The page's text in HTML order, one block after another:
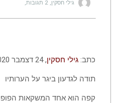
גילי חסקין 2 תגובות
כתב: גילי חסקין, ‏24 דצמבר 2020
תודה לגדעון ביגר על הערותיו
קפה הוא אחד המשקאות